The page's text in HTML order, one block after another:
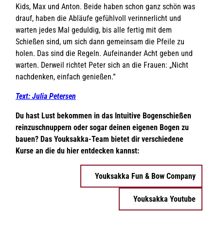
Kids, Max und Anton. Beide haben schon ganz schön was
drauf, haben die Abläufe gefühlvoll verinnerlicht und
warten jedes Mal geduldig, bis alle fertig mit dem
Schießen sind, um sich dann gemeinsam die Pfeile zu
holen. Das sind die Regeln. Aufeinander Acht geben und
warten. Derweil richtet Peter sich an die Frauen: „Nicht
nachdenken, einfach genießen.“
Text: Julia Petersen
Du hast Lust bekommen in das Intuitive Bogenschießen
reinzuschnuppern oder sogar deinen eigenen Bogen zu
bauen? Das Youksakka-Team bietet dir verschiedene
Kurse an die du hier entdecken kannst:
Youksakka Fun & Bow Company
Youksakka Youtube